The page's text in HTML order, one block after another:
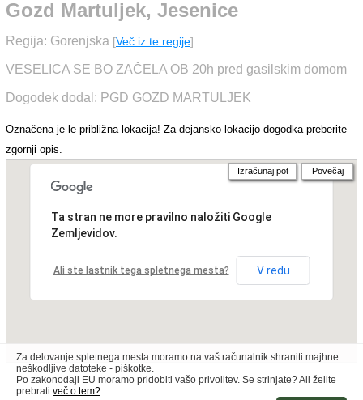
Gozd Martuljek, Jesenice
Regija: Gorenjska [Več iz te regije]
VESELICA SE BO ZAČELA OB 20h pred gasilskim domom
Dogodek dodal: PGD GOZD MARTULJEK
Označena je le približna lokacija! Za dejansko lokacijo dogodka preberite
zgornji opis.
Ta stran ne more pravilno naložiti Google
Zemljevidov.
Ali ste lastnik tega spletnega mesta? V redu
Izračunaj pot Povečaj
Za delovanje spletnega mesta moramo na vaš računalnik shraniti majhne
neškodljive datoteke - piškotke.
Po zakonodaji EU moramo pridobiti vašo privolitev. Se strinjate? Ali želite
prebrati več o tem?